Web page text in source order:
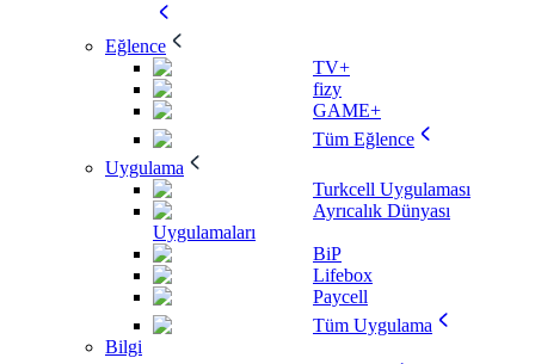
Eğlence
TV+
fizy
GAME+
Tüm Eğlence
Uygulama
Turkcell Uygulaması
Ayrıcalık Dünyası
Uygulamaları
BiP
Lifebox
Paycell
Tüm Uygulama
Bilgi